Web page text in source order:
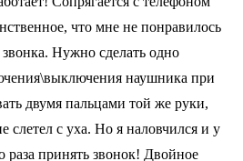
что мне не понравилось
Нужно сделать одно
наушника при
двумя пальцами той же руки,
слетел с уха. Но я наловчился и у
раза принять звонок! Двойное